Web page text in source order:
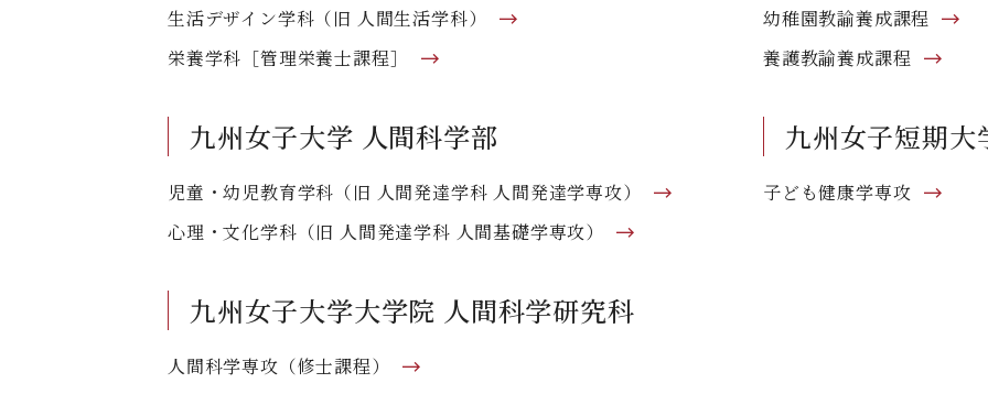
生活デザイン学科（旧 人間生活学科）
栄養学科［管理栄養士課程］
九州女子大学 人間科学部
児童・幼児教育学科（旧 人間発達学科 人間発達学専攻）
心理・文化学科（旧 人間発達学科 人間基礎学専攻）
九州女子大学大学院 人間科学研究科
人間科学専攻（修士課程）
幼稚園教諭養成課程
養護教諭養成課程
九州女子短期大
子ども健康学専攻